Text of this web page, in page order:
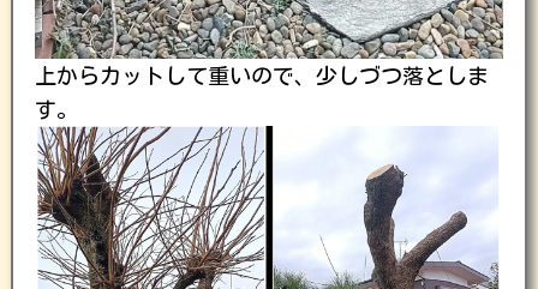
上からカットして重いので、少しづつ落としま
す。